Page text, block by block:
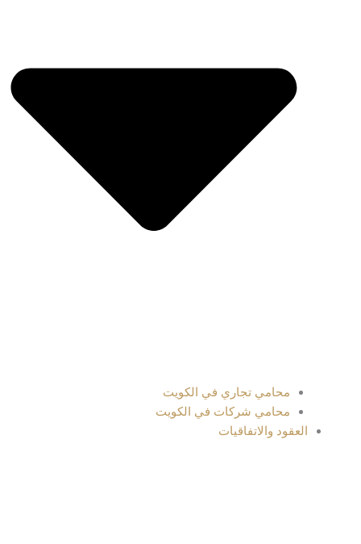
محامي تجاري في الكويت
محامي شركات في الكويت
العقود والاتفاقيات